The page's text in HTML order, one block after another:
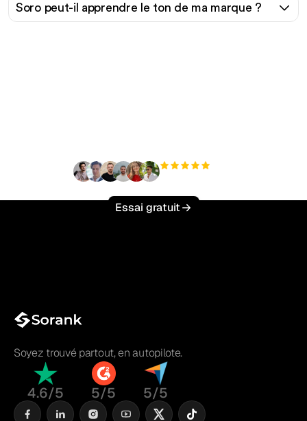
Soro peut-il apprendre le ton de ma marque ?
Essai gratuit
Soyez trouvé partout, en autopilote.
4.6/5 5/5 5/5